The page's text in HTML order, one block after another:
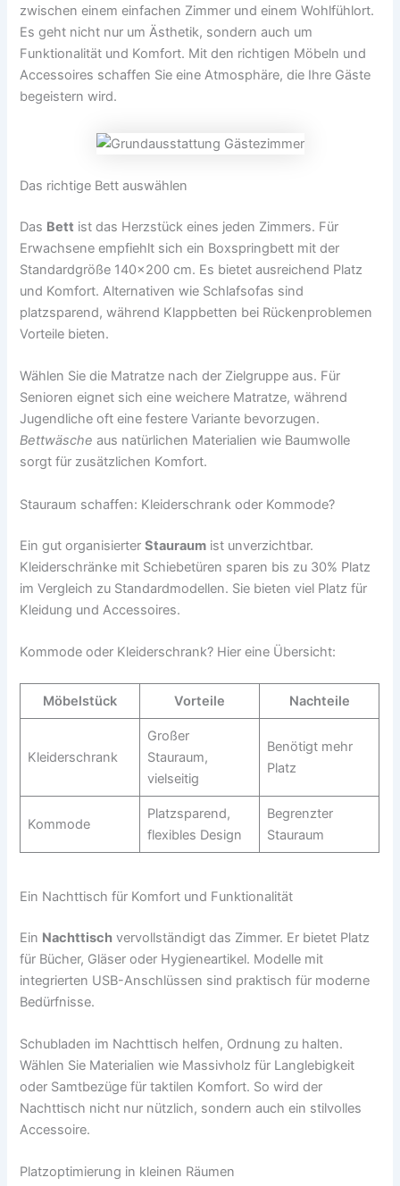
zwischen einem einfachen Zimmer und einem Wohlfühlort.
Es geht nicht nur um Ästhetik, sondern auch um
Funktionalität und Komfort. Mit den richtigen Möbeln und
Accessoires schaffen Sie eine Atmosphäre, die Ihre Gäste
begeistern wird.
Das richtige Bett auswählen
Das Bett ist das Herzstück eines jeden Zimmers. Für
Erwachsene empfiehlt sich ein Boxspringbett mit der
Standardgröße 140×200 cm. Es bietet ausreichend Platz
und Komfort. Alternativen wie Schlafsofas sind
platzsparend, während Klappbetten bei Rückenproblemen
Vorteile bieten.
Wählen Sie die Matratze nach der Zielgruppe aus. Für
Senioren eignet sich eine weichere Matratze, während
Jugendliche oft eine festere Variante bevorzugen.
Bettwäsche aus natürlichen Materialien wie Baumwolle
sorgt für zusätzlichen Komfort.
Stauraum schaffen: Kleiderschrank oder Kommode?
Ein gut organisierterStauraum ist unverzichtbar.
Kleiderschränke mit Schiebetüren sparen bis zu 30% Platz
im Vergleich zu Standardmodellen. Sie bieten viel Platz für
Kleidung und Accessoires.
Kommode oder Kleiderschrank? Hier eine Übersicht:
Möbelstück Vorteile Nachteile
Kleiderschrank
Großer
Stauraum,
vielseitig
Benötigt mehr
Platz
Kommode
Platzsparend,
flexibles Design
Begrenzter
Stauraum
Ein Nachttisch für Komfort und Funktionalität
Ein Nachttisch vervollständigt das Zimmer. Er bietet Platz
für Bücher, Gläser oder Hygieneartikel. Modelle mit
integrierten USB-Anschlüssen sind praktisch für moderne
Bedürfnisse.
Schubladen im Nachttisch helfen, Ordnung zu halten.
Wählen Sie Materialien wie Massivholz für Langlebigkeit
oder Samtbezüge für taktilen Komfort. So wird der
Nachttisch nicht nur nützlich, sondern auch ein stilvolles
Accessoire.
Platzoptimierung in kleinen Räumen